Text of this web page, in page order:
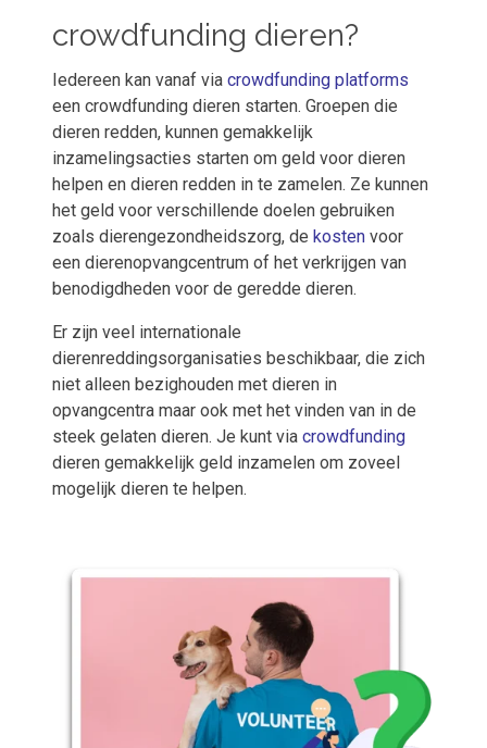
crowdfunding dieren?
Iedereen kan vanaf via crowdfunding platforms
een crowdfunding dieren starten. Groepen die
dieren redden, kunnen gemakkelijk
inzamelingsacties starten om geld voor dieren
helpen en dieren redden in te zamelen. Ze kunnen
het geld voor verschillende doelen gebruiken
zoals dierengezondheidszorg, de kosten voor
een dierenopvangcentrum of het verkrijgen van
benodigdheden voor de geredde dieren.
Er zijn veel internationale
dierenreddingsorganisaties beschikbaar, die zich
niet alleen bezighouden met dieren in
opvangcentra maar ook met het vinden van in de
steek gelaten dieren. Je kunt via crowdfunding
dieren gemakkelijk geld inzamelen om zoveel
mogelijk dieren te helpen.